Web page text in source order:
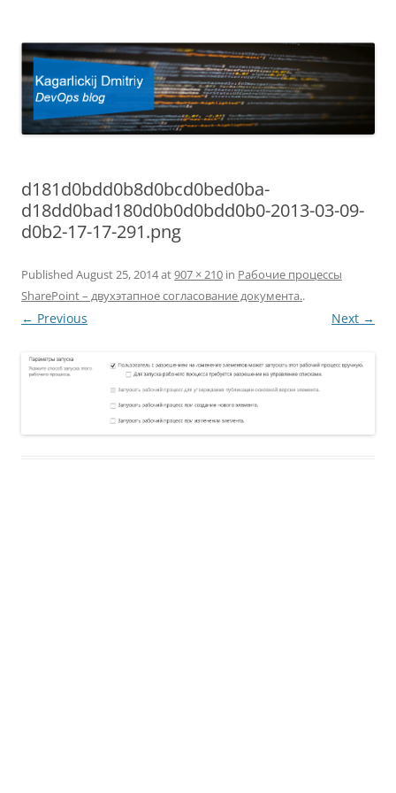
d181d0bdd0b8d0bcd0bed0ba-
d18dd0bad180d0b0d0bdd0b0-2013-03-09-
d0b2-17-17-291.png
Published August 25, 2014at907 × 210 in Рабочие процессы
SharePoint – двухэтапное согласование документа..
← Previous Next →